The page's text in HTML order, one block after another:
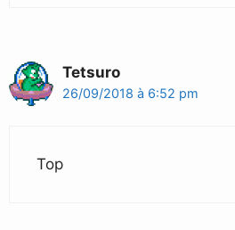
Tetsuro
26/09/2018 à 6:52 pm
Top